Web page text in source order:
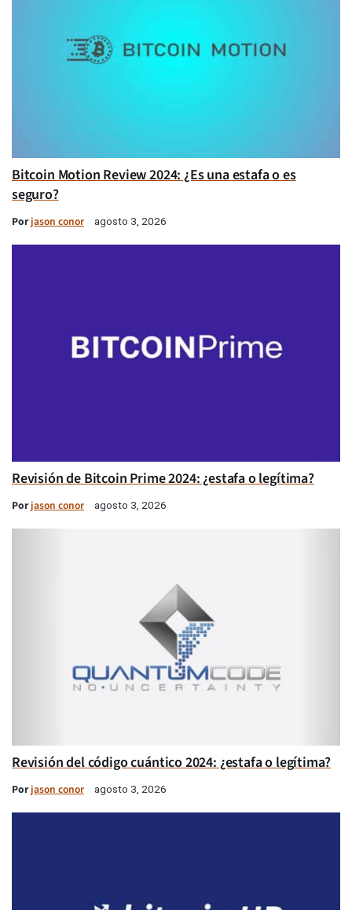
Bitcoin Motion Review 2024: ¿Es una estafa o es
seguro?
Porjason conor agosto 3, 2026
Revisión de Bitcoin Prime 2024: ¿estafa o legítima?
Porjason conor agosto 3, 2026
Revisión del código cuántico 2024: ¿estafa o legítima?
Porjason conor agosto 3, 2026